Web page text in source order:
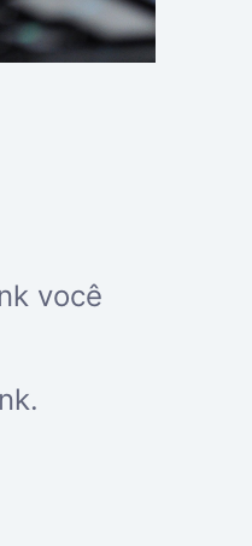
você